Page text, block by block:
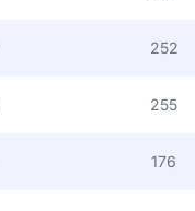
252
255
176